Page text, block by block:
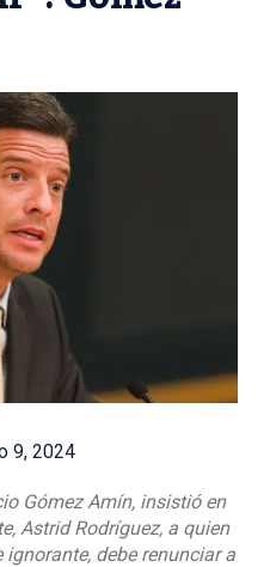
9, 2024
Gómez Amín, insistió en
Astrid Rodríguez, a quien
debe renunciar a